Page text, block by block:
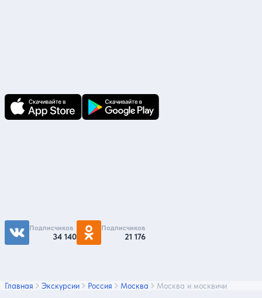
Подписчиков
34 140
Подписчиков
21 176
Главная Экскурсии Россия Москва Москва и москвичи